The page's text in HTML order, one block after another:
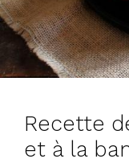
Recette
et à la